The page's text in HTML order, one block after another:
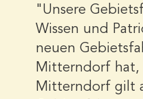
"Unsere
Wissen und
neuen
Mitterndorf hat,
Mitterndorf gilt